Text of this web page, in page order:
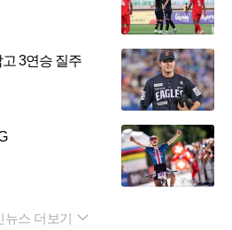
3연승 질주
뉴스 더보기